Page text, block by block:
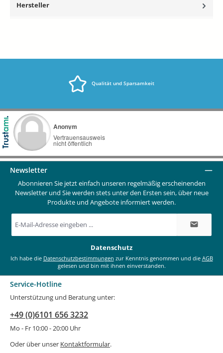
Hersteller
Qualität und Sparsamkeit
Newsletter
Abonnieren Sie jetzt einfach unseren regelmäßig erscheinenden
Newsletter und Sie werden stets unter den Ersten sein, über neue
Produkte und Angebote informiert werden.
Mail-
Datenschutz
Ich habe die Datenschutzbestimmungen zur Kenntnis genommen und die AGB
gelesen und bin mit ihnen einverstanden.
Service-Hotline
Unterstützung und Beratung unter:
+49 (0)6101 656 3232
Mo - Fr 10:00 - 20:00 Uhr
Oder über unser Kontaktformular.